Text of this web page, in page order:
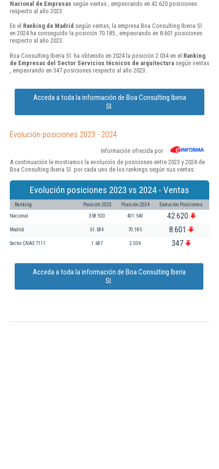
Nacional de Empresas según ventas , empeorando en 42.620 posiciones
respecto al año 2023.
En el Ranking de Madrid según ventas, la empresa Boa Consulting Iberia Sl.
en 2024 ha conseguido la posición 70.185 , empeorando en 8.601 posiciones
respecto al año 2023.
Boa Consulting Iberia Sl. ha obtenido en 2024 la posición 2.034 en el Ranking
de Empresas del Sector Servicios técnicos de arquitectura según ventas
, empeorando en 347 posiciones respecto al año 2023.
Acceda a toda la información de Boa Consulting Iberia
Sl.
Evolución posiciones 2023 - 2024
Información ofrecida por
A continuación le mostramos la evolución de posiciones entre 2023 y 2024 de
Boa Consulting Iberia Sl. por cada uno de los rankings según sus ventas:
Evolución posiciones 2023 vs 2024 - Ventas
Ranking Posición 2023 Posición 2024 Evolución Posiciones
Nacional 358.920 401.540 42.620
Madrid 61.584 70.185 8.601
Sector CNAE 7111 1.687 2.034 347
Acceda a toda la información de Boa Consulting Iberia
Sl.